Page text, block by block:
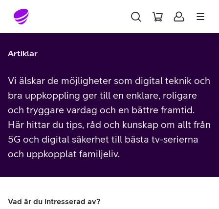
Gå till sidans innehåll
Artiklar
Vi älskar de möjligheter som digital teknik och
bra uppkoppling ger till en enklare, roligare
och tryggare vardag och en bättre framtid.
Här hittar du tips, råd och kunskap om allt från
5G och digital säkerhet till bästa tv-serierna
och uppkopplat familjeliv.
Vad är du intresserad av?